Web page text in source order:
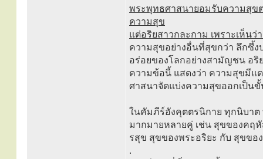
พระพุทธศาสนายอมรับความสุข
ความสุข
แต่อริยสาวกละกาม เพราะเห็น
ความสุขอย่างอื่นที่สุขกว่า ลึกซึ้ง
อร่อยของโลกอย่างสามัญชน อ
ความข้อนี้ แสดงว่า ความสุขมีแ
ศาสนาจัดแบ่งความสุขออกเป็นขั้
ในคัมภีร์อังคุตตรนิกาย ทุกนิบาต
มากมายหลายคู่ เช่น สุขของคฤ
รสุข สุขของพระอริยะ กับ สุขขอ
.